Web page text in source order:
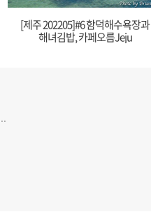
[제주 202205]#6 함덕해수욕장과
해녀김밥, 카페오름Jeju